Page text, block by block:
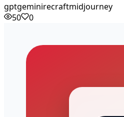
gptgeminirecraftmidjourney
50
0